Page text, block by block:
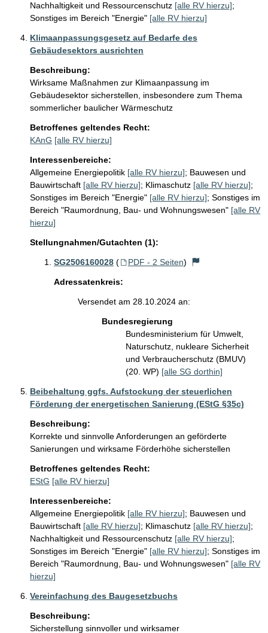
Nachhaltigkeit und Ressourcenschutz [alle RV hierzu];
Sonstiges im Bereich "Energie" [alle RV hierzu]
Klimaanpassungsgesetz auf Bedarfe des
Gebäudesektors ausrichten
Beschreibung:
Wirksame Maßnahmen zur Klimaanpassung im
Gebäudesektor sicherstellen, insbesondere zum Thema
sommerlicher baulicher Wärmeschutz
Betroffenes geltendes Recht:
KAnG [alle RV hierzu]
Interessenbereiche:
Allgemeine Energiepolitik [alle RV hierzu]; Bauwesen und
Bauwirtschaft [alle RV hierzu]; Klimaschutz [alle RV hierzu];
Sonstiges im Bereich "Energie" [alle RV hierzu]; Sonstiges im
Bereich "Raumordnung, Bau- und Wohnungswesen" [alle RV
hierzu]
Stellungnahmen/Gutachten (1):
SG2506160028 ( PDF - 2 Seiten)
Adressatenkreis:
Versendet am 28.10.2024 an:
Bundesregierung
Bundesministerium für Umwelt,
Naturschutz, nukleare Sicherheit
und Verbraucherschutz (BMUV)
(20. WP) [alle SG dorthin]
Beibehaltung ggfs. Aufstockung der steuerlichen
Förderung der energetischen Sanierung (EStG §35c)
Beschreibung:
Korrekte und sinnvolle Anforderungen an geförderte
Sanierungen und wirksame Förderhöhe sicherstellen
Betroffenes geltendes Recht:
EStG [alle RV hierzu]
Interessenbereiche:
Allgemeine Energiepolitik [alle RV hierzu]; Bauwesen und
Bauwirtschaft [alle RV hierzu]; Klimaschutz [alle RV hierzu];
Nachhaltigkeit und Ressourcenschutz [alle RV hierzu];
Sonstiges im Bereich "Energie" [alle RV hierzu]; Sonstiges im
Bereich "Raumordnung, Bau- und Wohnungswesen" [alle RV
hierzu]
Vereinfachung des Baugesetzbuchs
Beschreibung:
Sicherstellung sinnvoller und wirksamer